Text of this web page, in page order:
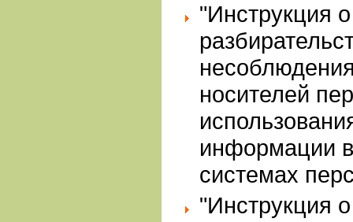
"Инструкция
носителей
информации
системах
"Инструкция